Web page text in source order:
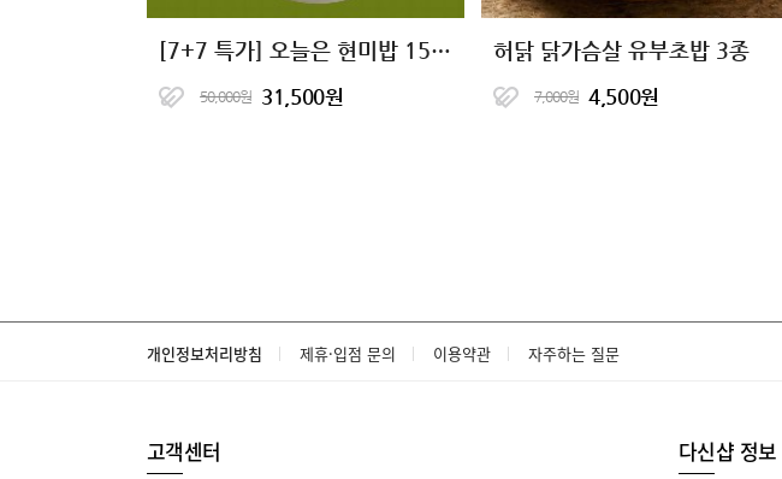
[7+7 특가] 오늘은 현미밥 15종 골라담기
50,000원 31,500원
허닭 닭가슴살 유부초밥 3종
7,000원 4,500원
개인정보처리방침 제휴·입점 문의 이용약관 자주하는 질문
고객센터 다신샵 정보